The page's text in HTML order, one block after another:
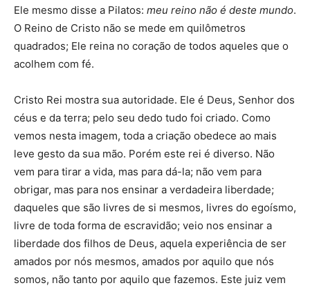
Ele mesmo disse a Pilatos: meu reino não é deste mundo.
O Reino de Cristo não se mede em quilômetros
quadrados; Ele reina no coração de todos aqueles que o
acolhem com fé.
Cristo Rei mostra sua autoridade. Ele é Deus, Senhor dos
céus e da terra; pelo seu dedo tudo foi criado. Como
vemos nesta imagem, toda a criação obedece ao mais
leve gesto da sua mão. Porém este rei é diverso. Não
vem para tirar a vida, mas para dá-la; não vem para
obrigar, mas para nos ensinar a verdadeira liberdade;
daqueles que são livres de si mesmos, livres do egoísmo,
livre de toda forma de escravidão; veio nos ensinar a
liberdade dos filhos de Deus, aquela experiência de ser
amados por nós mesmos, amados por aquilo que nós
somos, não tanto por aquilo que fazemos. Este juiz vem